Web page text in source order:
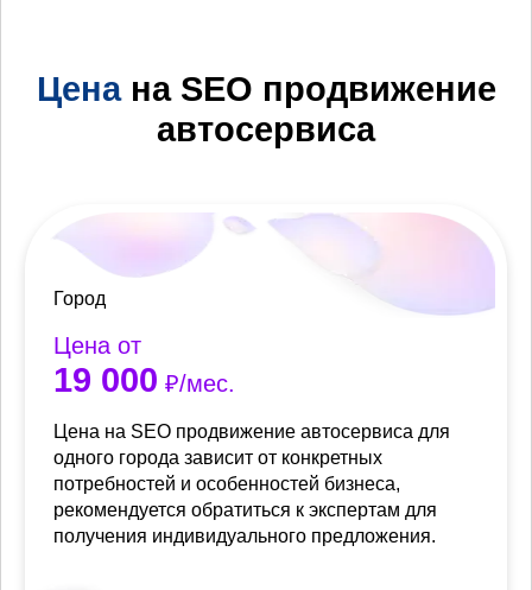
Ценана SEO продвижение
автосервиса
Город
Цена от
19 000 ₽/мес.
Цена на SEO продвижение автосервиса для
одного города зависит от конкретных
потребностей и особенностей бизнеса,
рекомендуется обратиться к экспертам для
получения индивидуального предложения.